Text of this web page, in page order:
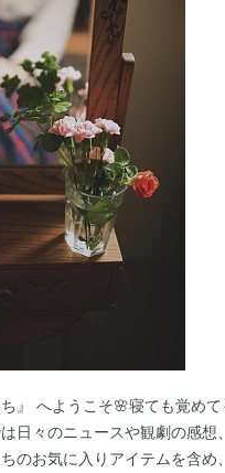
』 へようこそ🌸寝ても覚め
日々のニュースや観劇の感想
のお気に入りアイテムを含め